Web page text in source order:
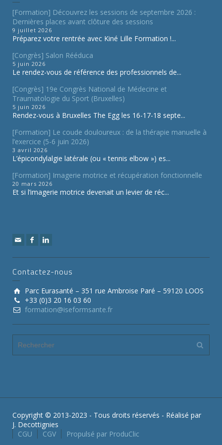
[Formation] Découvrez les sessions de septembre 2026 :
Dernières places avant clôture des sessions
9 juillet 2026
Préparez votre rentrée avec Kiné Lille Formation !...
[Congrès] Salon Rééduca
5 juin 2026
Le rendez-vous de référence des professionnels de...
[Congrès] 19e Congrès National de Médecine et
Traumatologie du Sport (Bruxelles)
5 juin 2026
Rendez-vous à Bruxelles The Egg les 16-17-18 septe...
[Formation] Le coude douloureux : de la thérapie manuelle à
l’exercice (5-6 juin 2026)
3 avril 2026
L’épicondylalgie latérale (ou « tennis elbow ») es...
[Formation] Imagerie motrice et récupération fonctionnelle
20 mars 2026
Et si l’imagerie motrice devenait un levier de réc...
Contactez-nous
Parc Eurasanté – 351 rue Ambroise Paré – 59120 LOOS
+33 (0)3 20 16 03 60
formation@iseformsante.fr
Copyright © 2013-2023 - Tous droits réservés - Réalisé par
J. Decottignies
CGU
CGV Propulsé par ProduClic